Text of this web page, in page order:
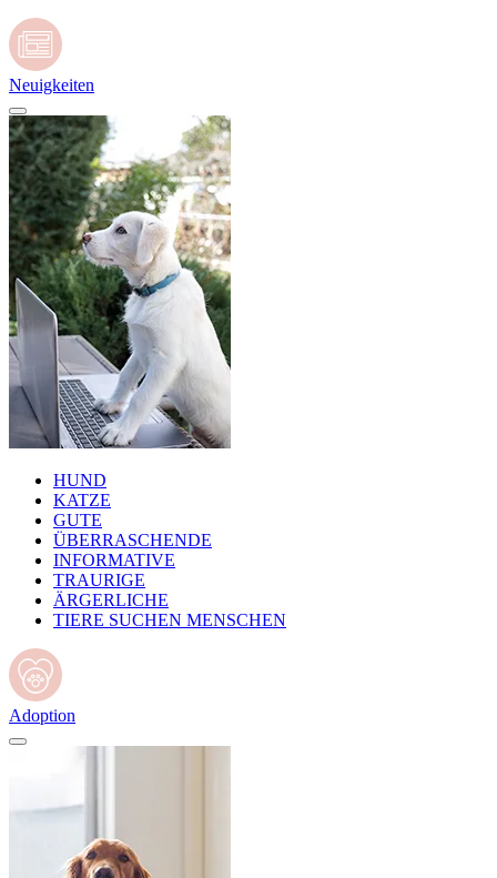
Neuigkeiten
HUND
KATZE
GUTE
ÜBERRASCHENDE
INFORMATIVE
TRAURIGE
ÄRGERLICHE
TIERE SUCHEN MENSCHEN
Adoption